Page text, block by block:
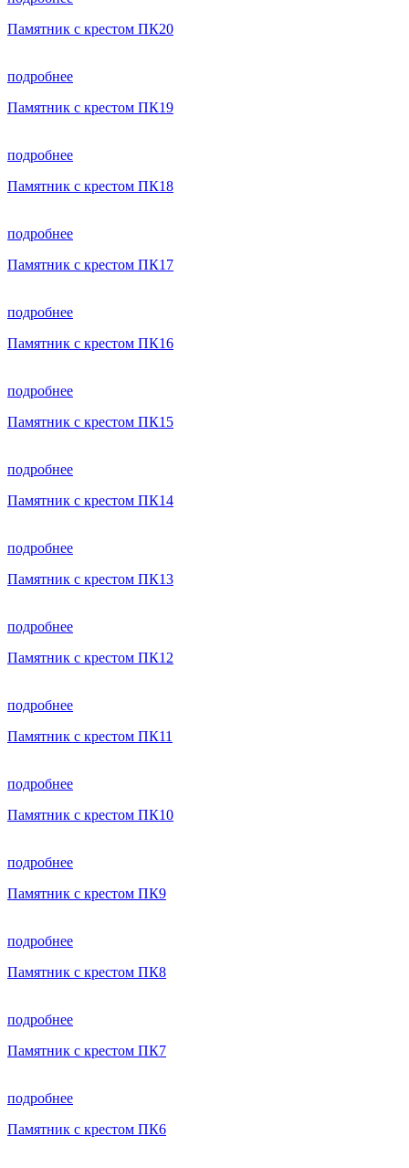
Памятник с крестом ПК20
подробнее
Памятник с крестом ПК19
подробнее
Памятник с крестом ПК18
подробнее
Памятник с крестом ПК17
подробнее
Памятник с крестом ПК16
подробнее
Памятник с крестом ПК15
подробнее
Памятник с крестом ПК14
подробнее
Памятник с крестом ПК13
подробнее
Памятник с крестом ПК12
подробнее
Памятник с крестом ПК11
подробнее
Памятник с крестом ПК10
подробнее
Памятник с крестом ПК9
подробнее
Памятник с крестом ПК8
подробнее
Памятник с крестом ПК7
подробнее
Памятник с крестом ПК6